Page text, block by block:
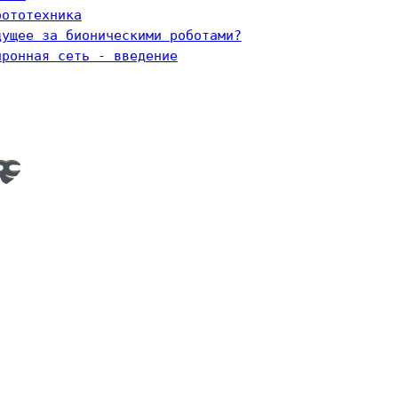
за бионическими роботами?
сеть - введение